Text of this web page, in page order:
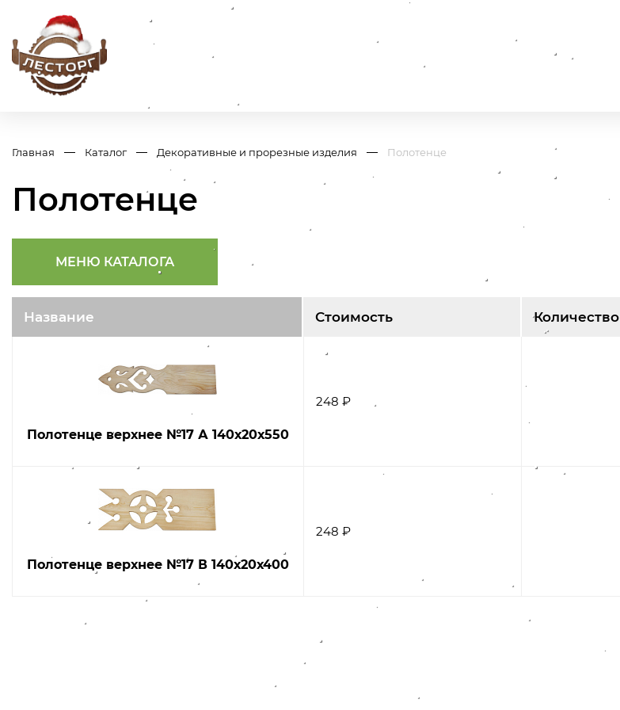
Главная Каталог Декоративные и прорезные изделия Полотенце
Полотенце
МЕНЮ КАТАЛОГА
Название Стоимость Количество
Полотенце верхнее №17 А 140х20х550
248 ₽
Полотенце верхнее №17 В 140х20х400
248 ₽